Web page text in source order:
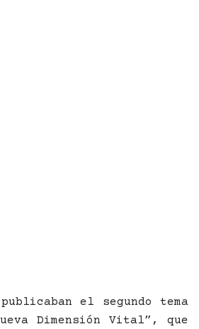
el segundo tema
Dimensión Vital”, que